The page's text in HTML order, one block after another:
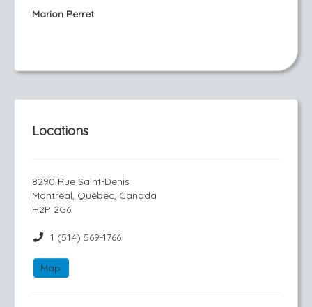
Marion Perret
Locations
8290 Rue Saint-Denis
Montréal, Québec, Canada
H2P 2G6
1 (514) 569-1766
Map